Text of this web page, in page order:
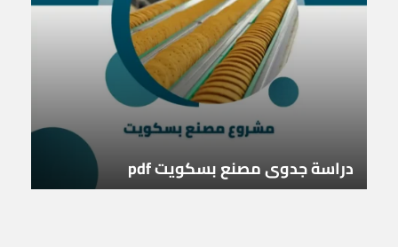
دراسة جدوى مصنع بسكويت pdf